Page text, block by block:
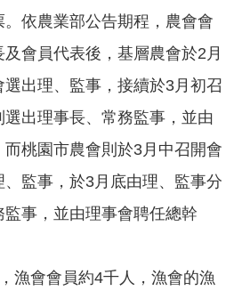
依農業部公告期程，農會會
會員代表後，基層農會於2月
出理、監事，接續於3月初召
出理事長、常務監事，並由
桃園市農會則於3月中召開會
、監事，於3月底由理、監事分
事，並由理事會聘任總幹
漁會會員約4千人，漁會的漁